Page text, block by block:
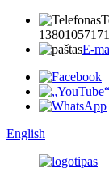
E-
English